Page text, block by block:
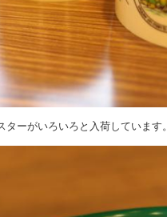
ーがいろいろと入荷しています。